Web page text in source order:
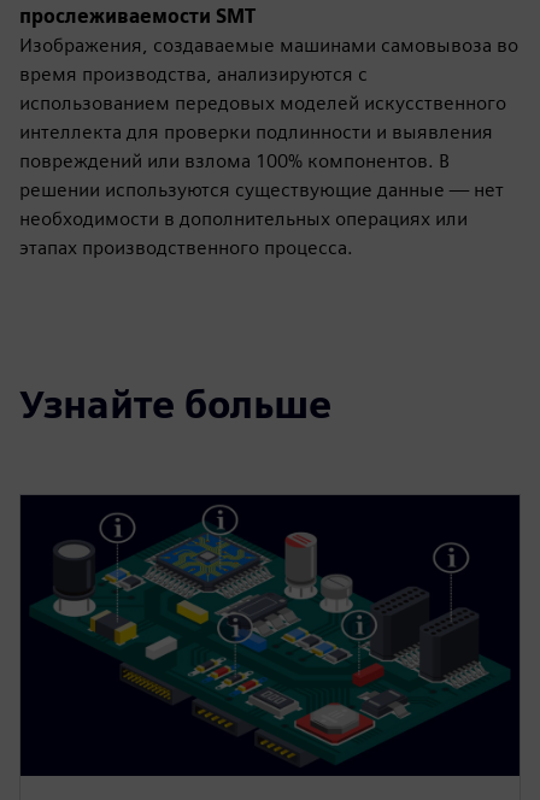
прослеживаемости SMT
Изображения, создаваемые машинами самовывоза во
время производства, анализируются с
использованием передовых моделей искусственного
интеллекта для проверки подлинности и выявления
повреждений или взлома 100% компонентов. В
решении используются существующие данные — нет
необходимости в дополнительных операциях или
этапах производственного процесса.
Узнайте больше